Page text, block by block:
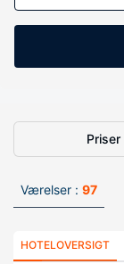
Priser
Værelser : 97
HOTELOVERSIGT